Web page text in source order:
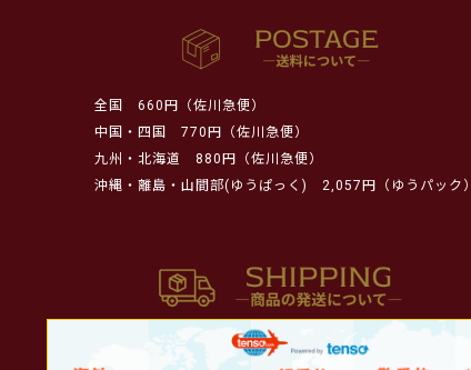
全国
660円（佐川急便）
中国・四国
770円（佐川急便）
九州・北海道
880円（佐川急便）
沖縄・離島・山間部(ゆうぱっく)
2,057円（ゆうパック）